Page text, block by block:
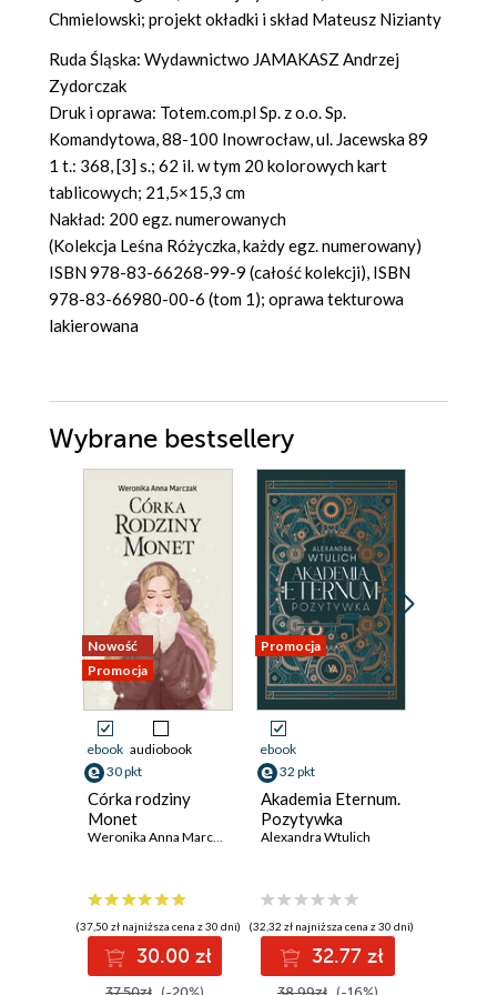
Chmielowski; projekt okładki i skład Mateusz Nizianty
Ruda Śląska: Wydawnictwo JAMAKASZ Andrzej
Zydorczak
Druk i oprawa: Totem.com.pl Sp. z o.o. Sp.
Komandytowa, 88-100 Inowrocław, ul. Jacewska 89
1 t.: 368, [3] s.; 62 il. w tym 20 kolorowych kart
tablicowych; 21,5×15,3 cm
Nakład: 200 egz. numerowanych
(Kolekcja Leśna Różyczka, każdy egz. numerowany)
ISBN 978-83-66268-99-9 (całość kolekcji), ISBN
978-83-66980-00-6 (tom 1); oprawa tekturowa
lakierowana
Wybrane bestsellery
Nowość
Promocja
ebook audiobook
30 pkt
Córka rodziny
Monet
(37,50 zł najniższa cena z 30 dni)
30.00 zł
Promocja
ebook
32 pkt
Akademia Eternum.
Pozytywka
Alexandra Wtulich
(32,32 zł najniższa cena z 30 dni)
32.77 zł